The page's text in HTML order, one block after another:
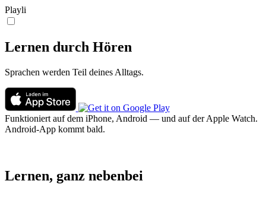
Playli
Lernen durch Hören
Sprachen werden Teil deines Alltags.
Funktioniert auf dem iPhone, Android — und auf der Apple Watch.
Android-App kommt bald.
Lernen, ganz nebenbei